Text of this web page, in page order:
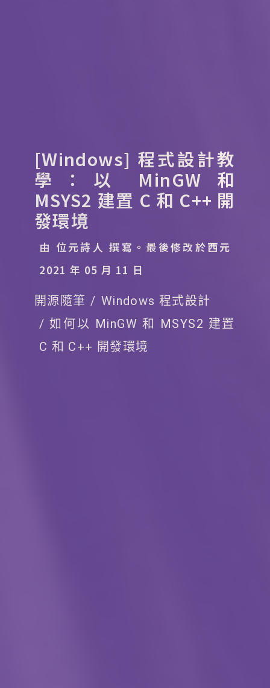
[Windows] 程式設計教
學：以 MinGW 和
MSYS2 建置 C 和 C++ 開
發環境
由 位元詩人 撰寫。 最後修改於西元
2021 年 05 月 11 日
開源隨筆
Windows 程式設計
如何以 MinGW 和 MSYS2 建置
C 和 C++ 開發環境